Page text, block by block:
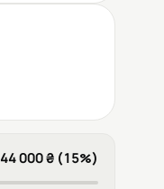
44 000 ₴ (15%)